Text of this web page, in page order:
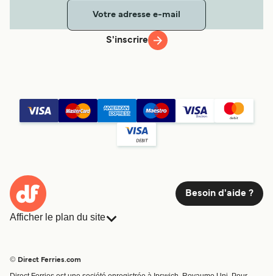
S'inscrire
Besoin d'aide ?
Afficher le plan du site
Pays
© Direct Ferries.com